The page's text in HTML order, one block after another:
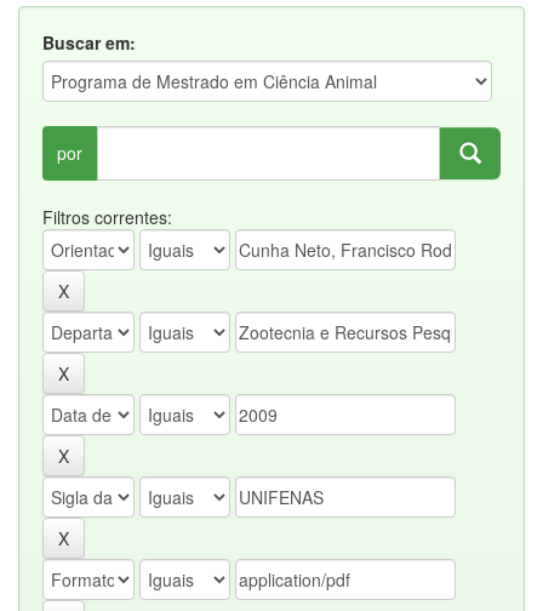
Buscar em:
por
Filtros correntes: